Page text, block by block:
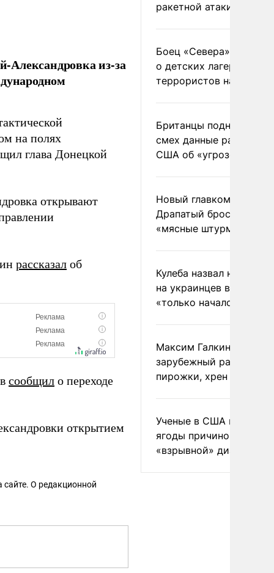
из-за
на полях
глава Донецкой
открывают
рассказал об
сообщил о переходе
открытием
сайте. О редакционной
ракетной атаки
Боец «Севера»
о детских лагерях
террористов на
Британцы подняли на
смех данные разведки
США об «угрозе
Новый главком ВСУ
Драпатый бросил
«мясные штурмы»
Кулеба назвал
на украинцев в Польше
«только началом»
Максим Галкин
зарубежный райдер
пирожки, хрен и морс
Ученые в США назвали
ягоды причиной
«взрывной» диареи